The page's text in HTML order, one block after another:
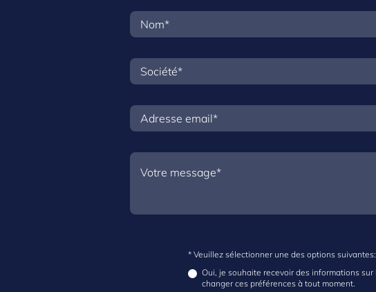
* Veuillez sélectionner une des options suivantes:
Oui, je souhaite recevoir des informations
changer ces préférences à tout moment.